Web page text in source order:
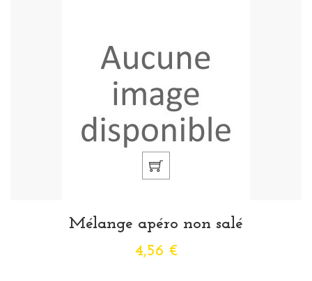
Mélange apéro non salé
4,56 €